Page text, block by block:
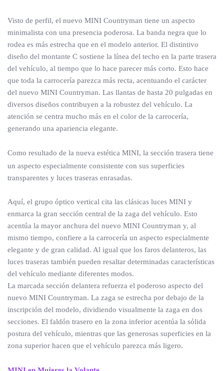
Visto de perfil, el nuevo MINI Countryman tiene un aspecto
minimalista con una presencia poderosa. La banda negra que lo
rodea es más estrecha que en el modelo anterior. El distintivo
diseño del montante C sostiene la línea del techo en la parte trasera
del vehículo, al tiempo que lo hace parecer más corto. Esto hace
que toda la carrocería parezca más recta, acentuando el carácter
del nuevo MINI Countryman. Las llantas de hasta 20 pulgadas en
diversos diseños contribuyen a la robustez del vehículo. La
atención se centra mucho más en el color de la carrocería,
generando una apariencia elegante.
Como resultado de la nueva estética MINI, la sección trasera tiene
un aspecto especialmente consistente con sus superficies
transparentes y luces traseras enrasadas.
Aquí, el grupo óptico vertical cita las clásicas luces MINI y
enmarca la gran sección central de la zaga del vehículo. Esto
acentúa la mayor anchura del nuevo MINI Countryman y, al
mismo tiempo, confiere a la carrocería un aspecto especialmente
elegante y de gran calidad. Al igual que los faros delanteros, las
luces traseras también pueden resaltar determinadas características
del vehículo mediante diferentes modos.
La marcada sección delantera refuerza el poderoso aspecto del
nuevo MINI Countryman. La zaga se estrecha por debajo de la
inscripción del modelo, dividiendo visualmente la zaga en dos
secciones. El faldón trasero en la zona inferior acentúa la sólida
postura del vehículo, mientras que las generosas superficies en la
zona superior hacen que el vehículo parezca más ligero.